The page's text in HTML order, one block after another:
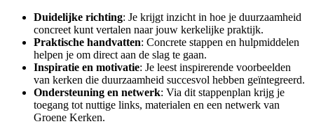
Duidelijke richting: Je krijgt inzicht in hoe je duurzaamheid
concreet kunt vertalen naar jouw kerkelijke praktijk.
Praktische handvatten: Concrete stappen en hulpmiddelen
helpen je om direct aan de slag te gaan.
Inspiratie en motivatie: Je leest inspirerende voorbeelden
van kerken die duurzaamheid succesvol hebben geïntegreerd.
Ondersteuning en netwerk: Via dit stappenplan krijg je
toegang tot nuttige links, materialen en een netwerk van
Groene Kerken.